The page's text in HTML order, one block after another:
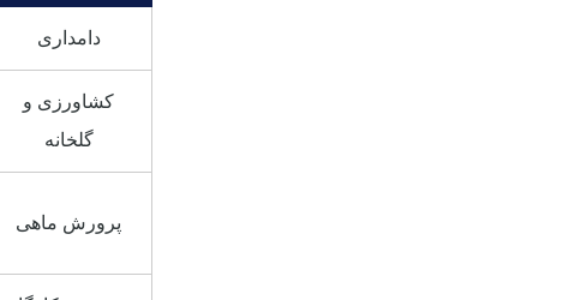
دامداری
کشاورزی و
گلخانه
پرورش ماهی